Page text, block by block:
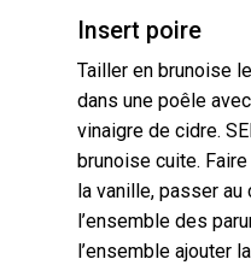
Insert poire
Tailler en brunoise
dans une poêle
vinaigre de cidre.
brunoise cuite.
la vanille, passer
l’ensemble des
l’ensemble ajouter